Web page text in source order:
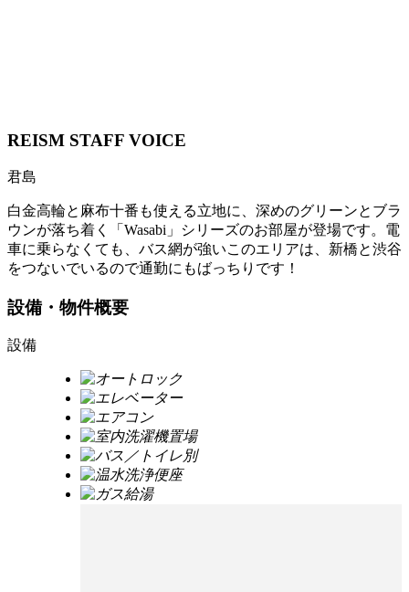
REISM STAFF VOICE
君島
白金高輪と麻布十番も使える立地に、深めのグリーンとブラ
ウンが落ち着く「Wasabi」シリーズのお部屋が登場です。電
車に乗らなくても、バス網が強いこのエリアは、新橋と渋谷
をつないでいるので通勤にもばっちりです！
設備・物件概要
設備